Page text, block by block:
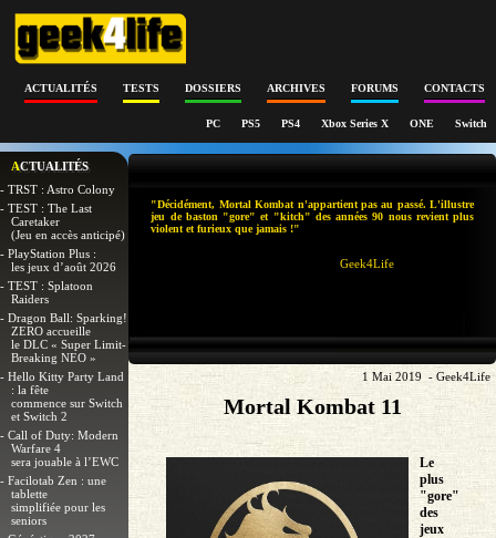
ACTUALITÉS TESTS DOSSIERS ARCHIVES FORUMS CONTACTS
PC PS5 PS4 Xbox Series X ONE Switch
ACTUALITÉS
- TRST : Astro Colony
- TEST : The Last
Caretaker
(Jeu en accès anticipé)
- PlayStation Plus :
les jeux d’août 2026
- TEST : Splatoon
Raiders
- Dragon Ball: Sparking!
ZERO accueille
le DLC « Super Limit-
Breaking NEO »
- Hello Kitty Party Land
: la fête
commence sur Switch
et Switch 2
- Call of Duty: Modern
Warfare 4
sera jouable à l’EWC
- Facilotab Zen : une
tablette
simplifiée pour les
seniors
"Décidément, Mortal Kombat n'appartient pas au passé. L'illustre
jeu de baston "gore" et "kitch" des années 90 nous revient plus
violent et furieux que jamais !"
Geek4Life
1 Mai 2019 - Geek4Life
Mortal Kombat 11
Le
plus
"gore"
des
jeux